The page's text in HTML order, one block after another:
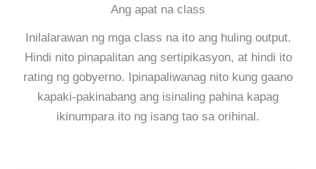
Ang apat na class
Inilalarawan ng mga class na ito ang huling output.
Hindi nito pinapalitan ang sertipikasyon, at hindi ito
rating ng gobyerno. Ipinapaliwanag nito kung gaano
kapaki-pakinabang ang isinaling pahina kapag
ikinumpara ito ng isang tao sa orihinal.